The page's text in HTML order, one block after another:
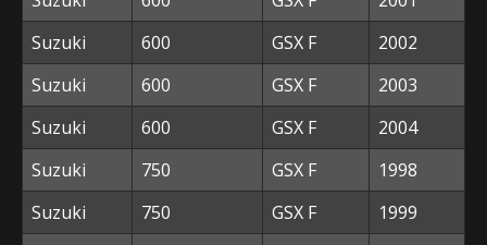
Suzuki
600 GSX F
2002
Suzuki
600 GSX F
2003
Suzuki
600 GSX F
2004
Suzuki
750 GSX F
1998
Suzuki
750 GSX F
1999